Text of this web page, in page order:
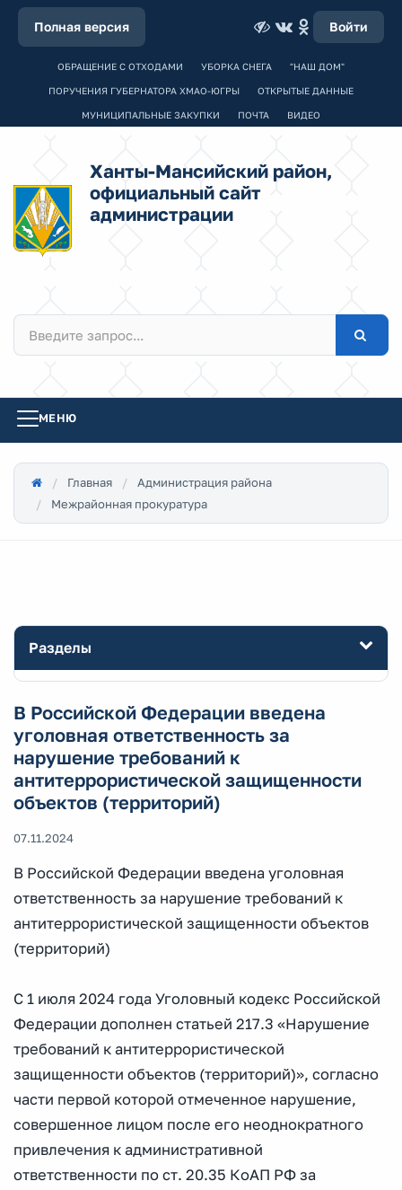
Полная версия Войти
ОБРАЩЕНИЕ С ОТХОДАМИ УБОРКА СНЕГА "НАШ ДОМ"
ПОРУЧЕНИЯ ГУБЕРНАТОРА ХМАО-ЮГРЫ ОТКРЫТЫЕ ДАННЫЕ
МУНИЦИПАЛЬНЫЕ ЗАКУПКИ ПОЧТА ВИДЕО
Ханты-Мансийский район,
официальный сайт
администрации
МЕНЮ
Главная
Администрация района
Межрайонная прокуратура
Разделы
В Российской Федерации введена
уголовная ответственность за
нарушение требований к
антитеррористической защищенности
объектов (территорий)
07.11.2024
В Российской Федерации введена уголовная
ответственность за нарушение требований к
антитеррористической защищенности объектов
(территорий)
С 1 июля 2024 года Уголовный кодекс Российской
Федерации дополнен статьей 217.3 «Нарушение
требований к антитеррористической
защищенности объектов (территорий)», согласно
части первой которой отмеченное нарушение,
совершенное лицом после его неоднократного
привлечения к административной
ответственности по ст. 20.35 КоАП РФ за